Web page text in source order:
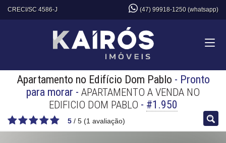
CRECI/SC 4586-J (47) 99918-1250 (whatsapp)
Apartamento no Edifício Dom Pablo - Pronto
para morar - APARTAMENTO A VENDA NO
EDIFICIO DOM PABLO - #1.950
5 / 5 (1 avaliação)